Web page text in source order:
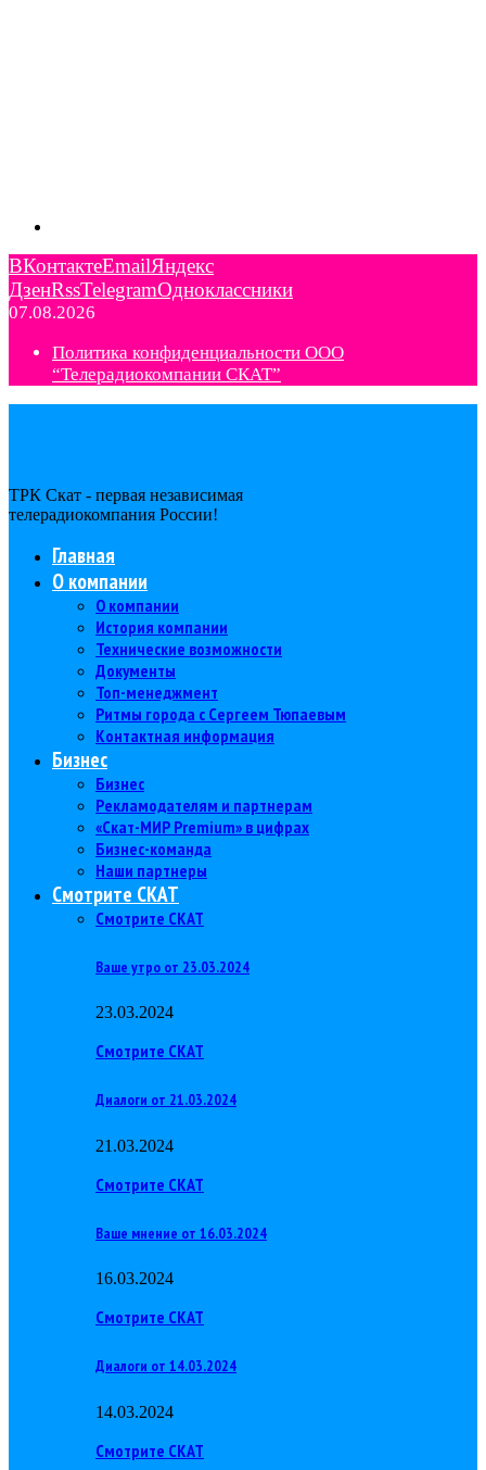
ВКонтактеEmailЯндекс
ДзенRssTelegramОдноклассники
07.08.2026
Политика конфиденциальности ООО
“Телерадиокомпании СКАТ”
ТРК Скат - первая независимая
телерадиокомпания Роcсии!
Главная
О компании
О компании
История компании
Технические возможности
Документы
Топ-менеджмент
Ритмы города с Сергеем Тюпаевым
Контактная информация
Бизнес
Бизнес
Рекламодателям и партнерам
«Скат-МИР Premium» в цифрах
Бизнес-команда
Наши партнеры
Смотрите СКАТ
Смотрите СКАТ
Ваше утро от 23.03.2024
23.03.2024
Смотрите СКАТ
Диалоги от 21.03.2024
21.03.2024
Смотрите СКАТ
Ваше мнение от 16.03.2024
16.03.2024
Смотрите СКАТ
Диалоги от 14.03.2024
14.03.2024
Смотрите СКАТ